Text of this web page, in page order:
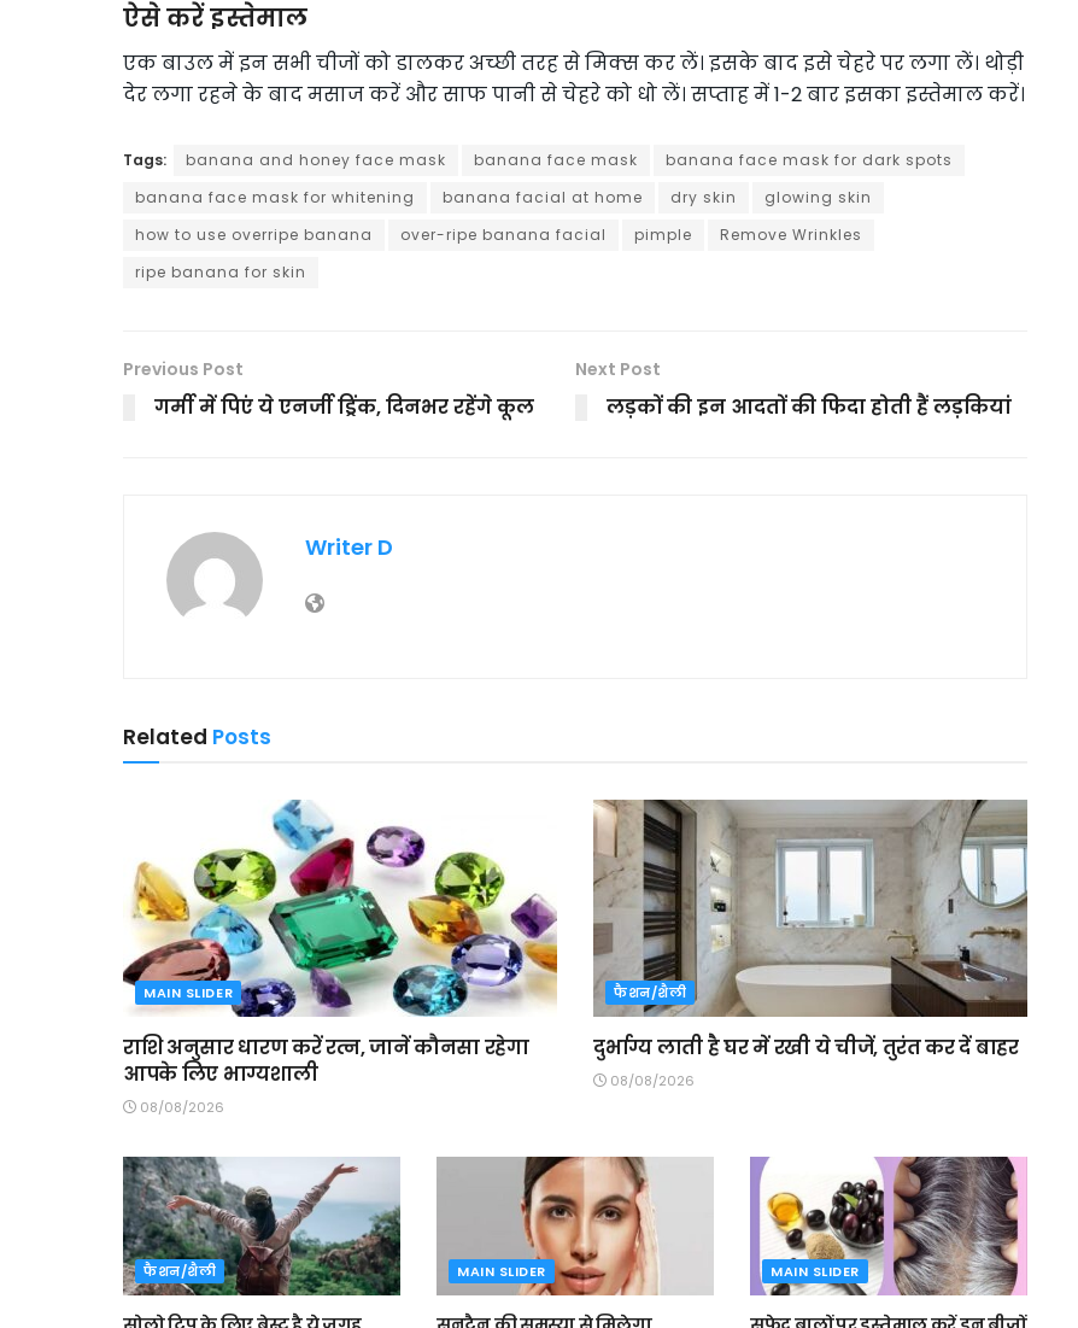
ऐसे करें इस्तेमाल
एक बाउल में इन सभी चीजों को डालकर अच्छी तरह से मिक्स कर लें। इसके बाद इसे चेहरे पर लगा लें। थोड़ी
देर लगा रहने के बाद मसाज करें और साफ पानी से चेहरे को धो लें। सप्ताह में 1-2 बार इसका इस्तेमाल करें।
Tags: banana and honey face mask banana face mask
banana face mask for dark spots
banana face mask for whitening
banana facial at home dry skin
glowing skin
how to use overripe banana
over-ripe banana facial pimple
Remove Wrinkles
ripe banana for skin
Previous Post
गर्मी में पिएं ये एनर्जी ड्रिंक, दिनभर रहेंगे कूल
Next Post
लड़कों की इन आदतों की फिदा होती हैं लड़कियां
Writer D
Related Posts
MAIN SLIDER
राशि अनुसार धारण करें रत्न, जानें कौनसा रहेगा
आपके लिए भाग्यशाली
08/08/2026
फैशन/शैली
दुर्भाग्य लाती है घर में रखी ये चीजें, तुरंत कर दें बाहर
08/08/2026
फैशन/शैली MAIN SLIDER MAIN SLIDER